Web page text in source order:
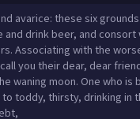
avarice: these six
and drink beer, and consort
Associating with the
you their dear, dear
waning moon. One who is
toddy, thirsty, drinking in